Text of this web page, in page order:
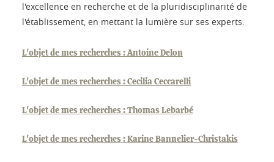
l'excellence en recherche et de la pluridisciplinarité de
l'établissement, en mettant la lumière sur ses experts.
L'objet de mes recherches : Antoine Delon
L'objet de mes recherches : Cecilia Ceccarelli
L'objet de mes recherches : Thomas Lebarbé
L'objet de mes recherches : Karine Bannelier-Christakis